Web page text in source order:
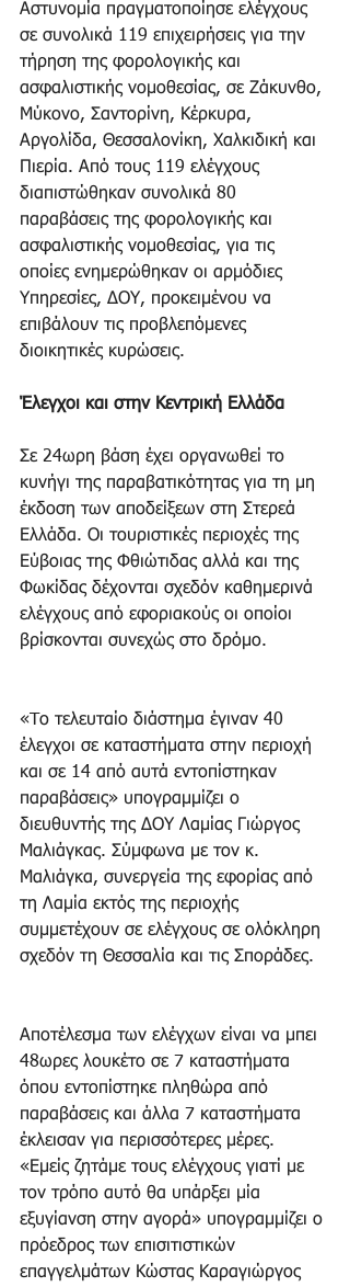
Αστυνομία πραγματοποίησε ελέγχους
σε συνολικά 119 επιχειρήσεις για την
τήρηση της φορολογικής και
ασφαλιστικής νομοθεσίας, σε Ζάκυνθο,
Μύκονο, Σαντορίνη, Κέρκυρα,
Αργολίδα, Θεσσαλονίκη, Χαλκιδική και
Πιερία. Από τους 119 ελέγχους
διαπιστώθηκαν συνολικά 80
παραβάσεις της φορολογικής και
ασφαλιστικής νομοθεσίας, για τις
οποίες ενημερώθηκαν οι αρμόδιες
Υπηρεσίες, ΔΟΥ, προκειμένου να
επιβάλουν τις προβλεπόμενες
διοικητικές κυρώσεις.
Έλεγχοι και στην Κεντρική Ελλάδα
Σε 24ωρη βάση έχει οργανωθεί το
κυνήγι της παραβατικότητας για τη μη
έκδοση των αποδείξεων στη Στερεά
Ελλάδα. Οι τουριστικές περιοχές της
Εύβοιας της Φθιώτιδας αλλά και της
Φωκίδας δέχονται σχεδόν καθημερινά
ελέγχους από εφοριακούς οι οποίοι
βρίσκονται συνεχώς στο δρόμο.
«Tο τελευταίο διάστημα έγιναν 40
έλεγχοι σε καταστήματα στην περιοχή
και σε 14 από αυτά εντοπίστηκαν
παραβάσεις» υπογραμμίζει ο
διευθυντής της ΔΟΥ Λαμίας Γιώργος
Μαλιάγκας. Σύμφωνα με τον κ.
Μαλιάγκα, συνεργεία της εφορίας από
τη Λαμία εκτός της περιοχής
συμμετέχουν σε ελέγχους σε ολόκληρη
σχεδόν τη Θεσσαλία και τις Σποράδες.
Αποτέλεσμα των ελέγχων είναι να μπει
48ωρες λουκέτο σε 7 καταστήματα
όπου εντοπίστηκε πληθώρα από
παραβάσεις και άλλα 7 καταστήματα
έκλεισαν για περισσότερες μέρες.
«Εμείς ζητάμε τους ελέγχους γιατί με
τον τρόπο αυτό θα υπάρξει μία
εξυγίανση στην αγορά» υπογραμμίζει ο
πρόεδρος των επισιτιστικών
επαγγελμάτων Κώστας Καραγιώργος